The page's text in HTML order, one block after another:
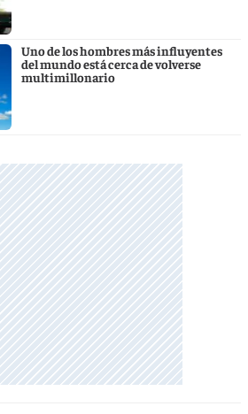
Uno de los hombres más influyentes
del mundo está cerca de volverse
multimillonario